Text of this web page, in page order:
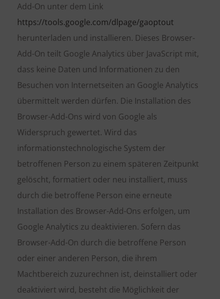
Add-On unter dem Link
https://tools.google.com/dlpage/gaoptout
herunterladen und installieren. Dieses Browser-
Add-On teilt Google Analytics über JavaScript mit,
dass keine Daten und Informationen zu den
Besuchen von Internetseiten an Google Analytics
übermittelt werden dürfen. Die Installation des
Browser-Add-Ons wird von Google als
Widerspruch gewertet. Wird das
informationstechnologische System der
betroffenen Person zu einem späteren Zeitpunkt
gelöscht, formatiert oder neu installiert, muss
durch die betroffene Person eine erneute
Installation des Browser-Add-Ons erfolgen, um
Google Analytics zu deaktivieren. Sofern das
Browser-Add-On durch die betroffene Person
oder einer anderen Person, die ihrem
Machtbereich zuzurechnen ist, deinstalliert oder
deaktiviert wird, besteht die Möglichkeit der